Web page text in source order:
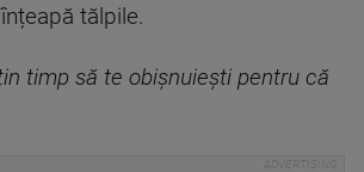
tălpile.
timp să te obișnuiești pentru că